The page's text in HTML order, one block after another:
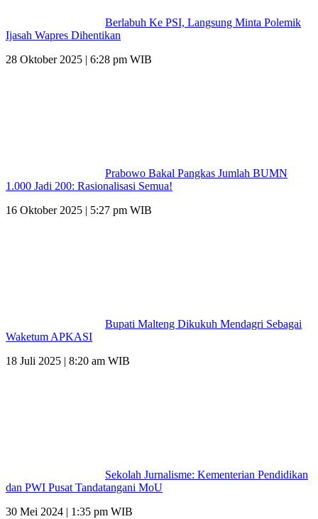
Berlabuh Ke PSI, Langsung Minta Polemik
Ijasah Wapres Dihentikan
28 Oktober 2025 | 6:28 pm WIB
Prabowo Bakal Pangkas Jumlah BUMN
1.000 Jadi 200: Rasionalisasi Semua!
16 Oktober 2025 | 5:27 pm WIB
Bupati Malteng Dikukuh Mendagri Sebagai
Waketum APKASI
18 Juli 2025 | 8:20 am WIB
Sekolah Jurnalisme: Kementerian Pendidikan
dan PWI Pusat Tandatangani MoU
30 Mei 2024 | 1:35 pm WIB